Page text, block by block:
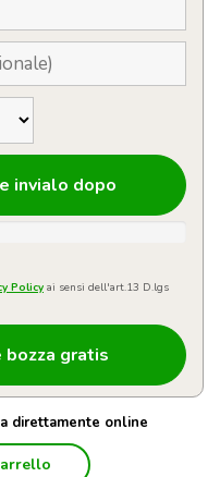
invialo dopo
Policy ai sensi dell'art.13 D.lgs
direttamente online